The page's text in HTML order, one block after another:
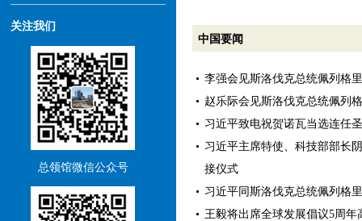
关注我们
总领馆微信公众号
中国要闻
李强会见斯洛伐克总统佩列格
赵乐际会见斯洛伐克总统佩列
习近平致电祝贺诺瓦当选连任
习近平主席特使、科技部部长
接仪式
习近平同斯洛伐克总统佩列格
王毅将出席全球发展倡议5周年